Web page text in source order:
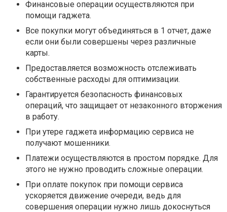
Финансовые операции осуществляются при
помощи гаджета.
Все покупки могут объединяться в 1 отчет, даже
если они были совершены через различные
карты.
Предоставляется возможность отслеживать
собственные расходы для оптимизации.
Гарантируется безопасность финансовых
операций, что защищает от незаконного вторжения
в работу.
При утере гаджета информацию сервиса не
получают мошенники.
Платежи осуществляются в простом порядке. Для
этого не нужно проводить сложные операции.
При оплате покупок при помощи сервиса
ускоряется движение очереди, ведь для
совершения операции нужно лишь докоснуться